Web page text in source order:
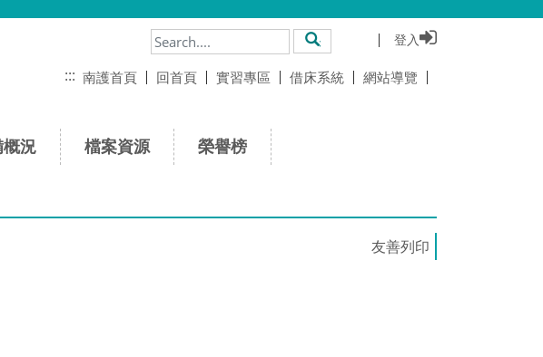
搜尋
登入
::: 南護首頁 回首頁 實習專區 借床系統 網站導覽
況 檔案資源 榮譽榜